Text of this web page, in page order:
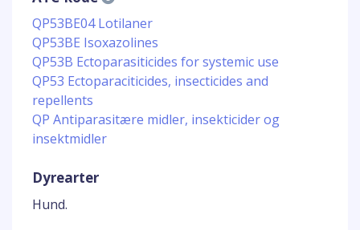
QP53BE04 Lotilaner
QP53BE Isoxazolines
QP53B Ectoparasiticides for systemic use
QP53 Ectoparaciticides, insecticides and
repellents
QP Antiparasitære midler, insekticider og
insektmidler
Dyrearter
Hund.